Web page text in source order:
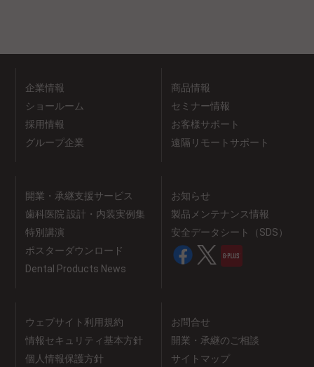
企業情報
ショールーム
採用情報
グループ企業
商品情報
セミナー情報
お客様サポート
遠隔リモートサポート
開業・承継支援サービス
歯科医院 設計・内装実例集
特別講演
ポスターダウンロード
Dental Products News
お知らせ
製品メンテナンス情報
安全データシート（SDS）
ウェブサイト利用規約
情報セキュリティ基本方針
個人情報保護方針
お問合せ
開業・承継のご相談
サイトマップ